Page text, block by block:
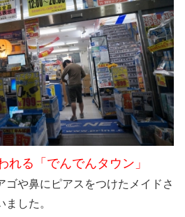
れる「でんでんタウン」
ゴや鼻にピアスをつけたメイドさ
した。